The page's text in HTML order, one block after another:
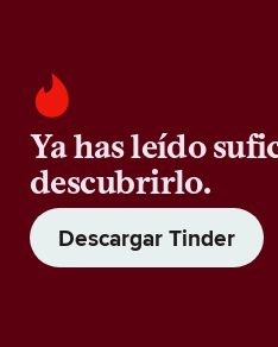
Ya has leído
descubrirlo.
Descargar Tinder